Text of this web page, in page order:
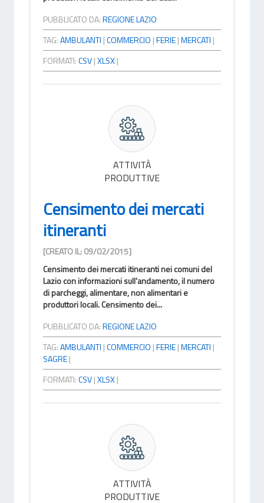
PUBBLICATO DA:REGIONE LAZIO
TAG:AMBULANTI |COMMERCIO |FERIE|MERCATI |
FORMATI:CSV|XLSX|
ATTIVITÀ
PRODUTTIVE
Censimento dei mercati
itineranti
[CREATO IL: 09/02/2015]
Censimento dei mercati itineranti nei comuni del
Lazio con informazioni sull'andamento, il numero
di parcheggi, alimentare, non alimentari e
produttori locali. Censimento dei...
PUBBLICATO DA:REGIONE LAZIO
TAG:AMBULANTI |COMMERCIO |FERIE|MERCATI |
SAGRE|
FORMATI:CSV|XLSX|
ATTIVITÀ
PRODUTTIVE